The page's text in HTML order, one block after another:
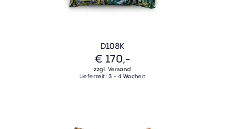
D108K
€ 170,-
zzgl. Versand
Lieferzeit: 3 - 4 Wochen